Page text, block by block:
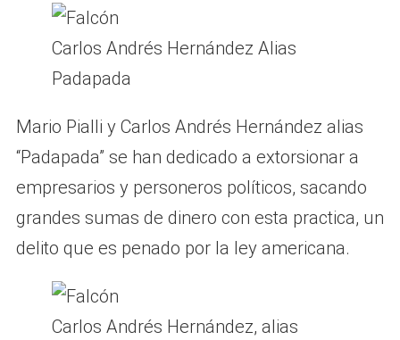
Carlos Andrés Hernández Alias
Padapada
Mario Pialli y Carlos Andrés Hernández alias
“Padapada” se han dedicado a extorsionar a
empresarios y personeros políticos, sacando
grandes sumas de dinero con esta practica, un
delito que es penado por la ley americana.
Carlos Andrés Hernández, alias